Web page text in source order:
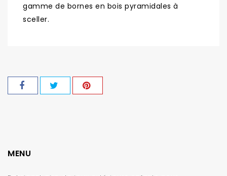
gamme de bornes en bois pyramidales à
sceller.
MENU